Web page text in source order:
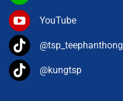
YouTube
@tsp_teephanthong
@kungtsp